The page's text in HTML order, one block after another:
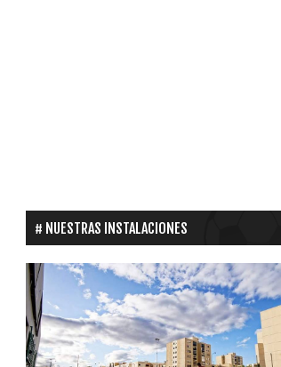
NUESTRAS INSTALACIONES